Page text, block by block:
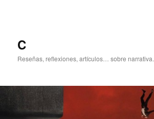
C
Reseñas, reflexiones, artículos… sobre narrativa.